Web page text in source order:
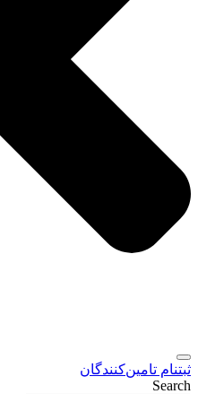
ثبتنام تامین‌کنندگان
Search